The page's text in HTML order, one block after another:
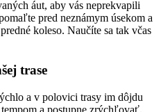
áut, aby vás neprekvapili
pred neznámym úsekom a
koleso. Naučíte sa tak včas
trase
a v polovici trasy im dôjdu
a postupne zrýchľovať.